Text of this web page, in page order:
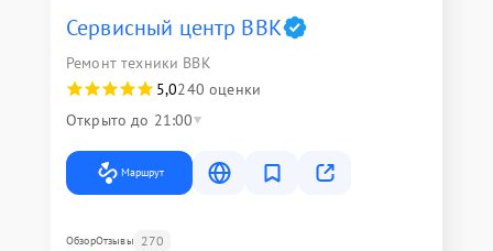
Сервисный центр BBK
Ремонт техники BBK
5,0240 оценки
Открыто до 21:00
Маршрут
ОбзорОтзывы 270